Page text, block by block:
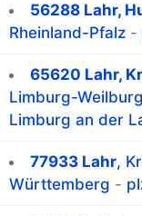
56288 Lahr,
Rheinland-Pfalz -
65620 Lahr,
Limburg-
Limburg an der
77933 Lahr,
Württemberg -